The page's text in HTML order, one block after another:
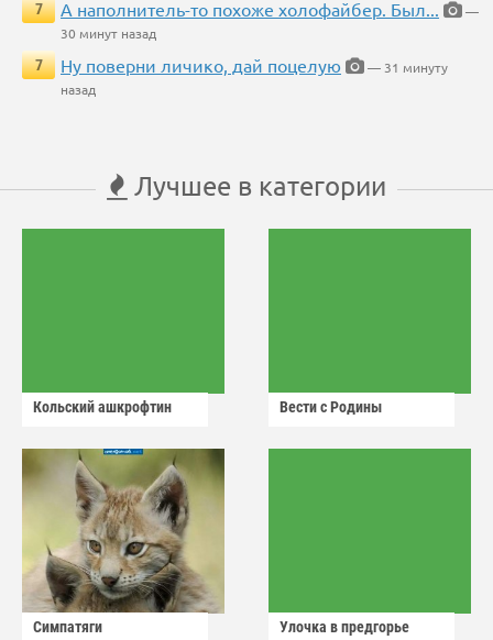
7
А наполнитель-то похоже холофайбер. Был...
—
30 минут назад
7
Ну поверни личико, дай поцелую
— 31 минуту
назад
Лучшее в категории
Кольский ашкрофтин Вести с Родины
Симпатяги Улочка в предгорье